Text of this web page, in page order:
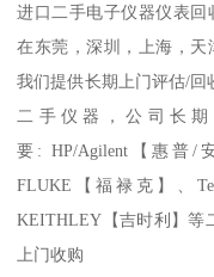
进口二手电子仪器仪表
在东莞，深圳，上海，天
我们提供长期上门评估/
二手仪器，公司长
要: HP/Agilent【惠普/
FLUKE【福禄克】、
KEITHLEY【吉时利】等
上门收购